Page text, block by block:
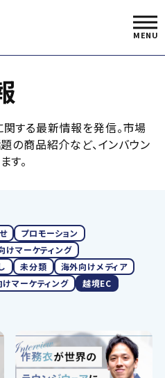
する最新情報を発信。市場
の商品紹介など、インバウン
す。
プロモーション
けマーケティング
未分類
海外向けメディア
マーケティング
越境EC